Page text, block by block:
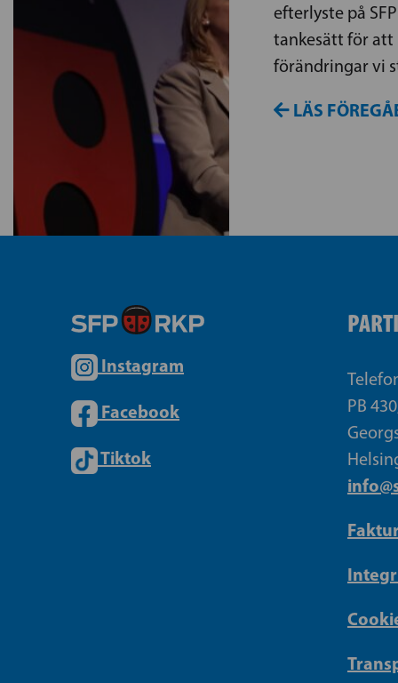
efterlyste på
tankesätt för att
förändringar vi
LÄS
Instagram
Facebook
Tiktok
PB